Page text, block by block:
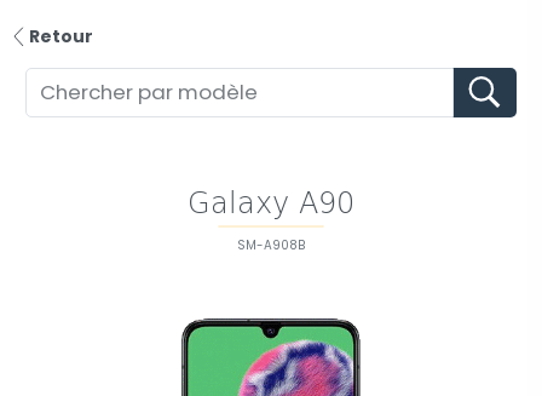
Retour
Galaxy A90
SM-A908B